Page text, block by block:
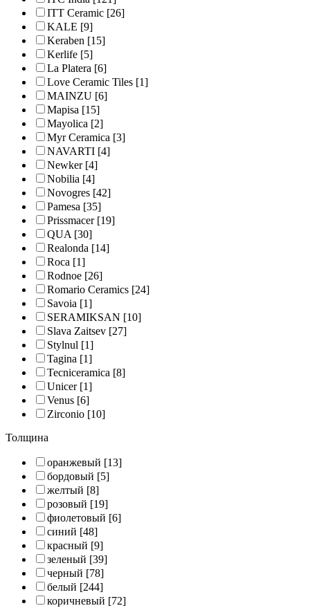
ITT Ceramic [26]
KALE [9]
Keraben [15]
Kerlife [5]
La Platera [6]
Love Ceramic Tiles [1]
MAINZU [6]
Mapisa [15]
Mayolica [2]
Myr Ceramica [3]
NAVARTI [4]
Newker[4]
Nobilia [4]
Novogres [42]
Pamesa [35]
Prissmacer[19]
QUA[30]
Realonda [14]
Roca [1]
Rodnoe [26]
Romario Ceramics [24]
Savoia [1]
SERAMIKSAN [10]
Slava Zaitsev [27]
Stylnul [1]
Tagina [1]
Tecniceramica [8]
Unicer[1]
Venus [6]
Zirconio [10]
Толщина
оранжевый [13]
бордовый [5]
желтый [8]
розовый [19]
фиолетовый [6]
синий [48]
красный [9]
зеленый [39]
черный [78]
белый [244]
коричневый [72]